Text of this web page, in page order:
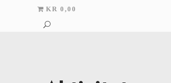
KR 0,00